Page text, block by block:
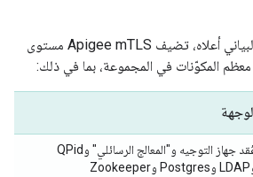
كما هو موضّح في الرسم البياني أعلاه، تضيف Apigee mTLS مستوى
معظم المكوّنات في المجموعة، بما في ذلك:
عُقد جهاز التوجيه و"المعالج الرسائلي" وQPid
وLDAP وPostgres وZookeeper